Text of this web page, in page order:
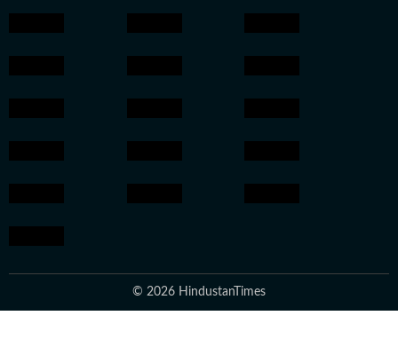
© 2026 HindustanTimes